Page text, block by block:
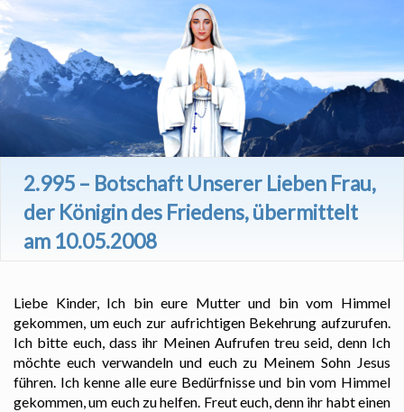
2.995 – Botschaft Unserer Lieben Frau,
der Königin des Friedens, übermittelt
am 10.05.2008
Liebe Kinder, Ich bin eure Mutter und bin vom Himmel
gekommen, um euch zur aufrichtigen Bekehrung aufzurufen.
Ich bitte euch, dass ihr Meinen Aufrufen treu seid, denn Ich
möchte euch verwandeln und euch zu Meinem Sohn Jesus
führen. Ich kenne alle eure Bedürfnisse und bin vom Himmel
gekommen, um euch zu helfen. Freut euch, denn ihr habt einen